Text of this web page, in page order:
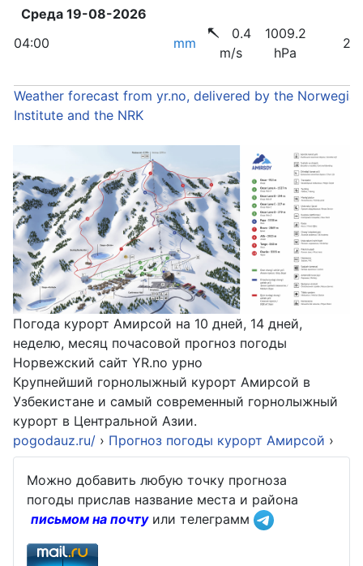
Среда 19-08-2026
04:00
mm
0.4
m/s
1009.2
hPa
Weather forecast from yr.no, delivered by the
Institute and the NRK
Погода курорт Амирсой на 10 дней, 14 дней,
неделю, месяц почасовой прогноз погоды
Норвежский сайт YR.no урно
Крупнейший горнолыжный курорт Амирсой в
Узбекистане и самый современный горнолыжный
курорт в Центральной Азии.
pogodauz.ru/ › Прогноз погоды курорт Амирсой ›
Можно добавить любую точку прогноза
погоды прислав название места и района
письмом на почтуили телеграмм